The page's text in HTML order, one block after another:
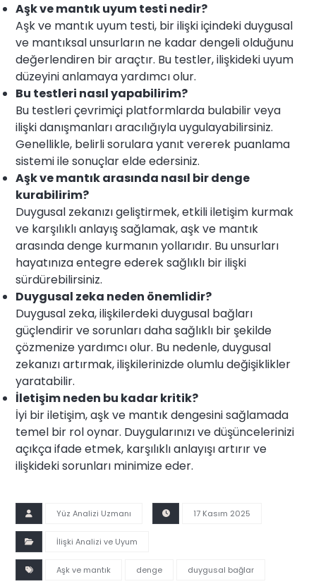
Aşk ve mantık uyum testi nedir?
Aşk ve mantık uyum testi, bir ilişki içindeki duygusal
ve mantıksal unsurların ne kadar dengeli olduğunu
değerlendiren bir araçtır. Bu testler, ilişkideki uyum
düzeyini anlamaya yardımcı olur.
Bu testleri nasıl yapabilirim?
Bu testleri çevrimiçi platformlarda bulabilir veya
ilişki danışmanları aracılığıyla uygulayabilirsiniz.
Genellikle, belirli sorulara yanıt vererek puanlama
sistemi ile sonuçlar elde edersiniz.
Aşk ve mantık arasında nasıl bir denge
kurabilirim?
Duygusal zekanızı geliştirmek, etkili iletişim kurmak
ve karşılıklı anlayış sağlamak, aşk ve mantık
arasında denge kurmanın yollarıdır. Bu unsurları
hayatınıza entegre ederek sağlıklı bir ilişki
sürdürebilirsiniz.
Duygusal zeka neden önemlidir?
Duygusal zeka, ilişkilerdeki duygusal bağları
güçlendirir ve sorunları daha sağlıklı bir şekilde
çözmenize yardımcı olur. Bu nedenle, duygusal
zekanızı artırmak, ilişkilerinizde olumlu değişiklikler
yaratabilir.
İletişim neden bu kadar kritik?
İyi bir iletişim, aşk ve mantık dengesini sağlamada
temel bir rol oynar. Duygularınızı ve düşüncelerinizi
açıkça ifade etmek, karşılıklı anlayışı artırır ve
ilişkideki sorunları minimize eder.
Yüz Analizi Uzmanı 17 Kasım 2025
İlişki Analizi ve Uyum
Aşk ve mantık denge duygusal bağlar